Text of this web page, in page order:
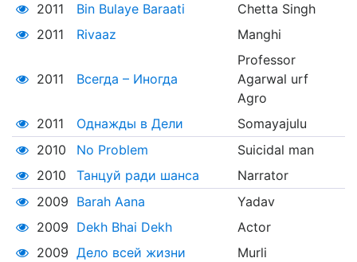
2011
Bin Bulaye Baraati
Chetta Singh
2011
Rivaaz Manghi
2011 Всегда – Иногда
Professor
Agarwal urf
Agro
2011
Однажды в Дели
Somayajulu
2010
No Problem
Suicidal man
2010
Танцуй ради шанса
Narrator
2009 Barah Aana
Yadav
2009 Dekh Bhai Dekh
Actor
2009 Дело всей жизни Murli